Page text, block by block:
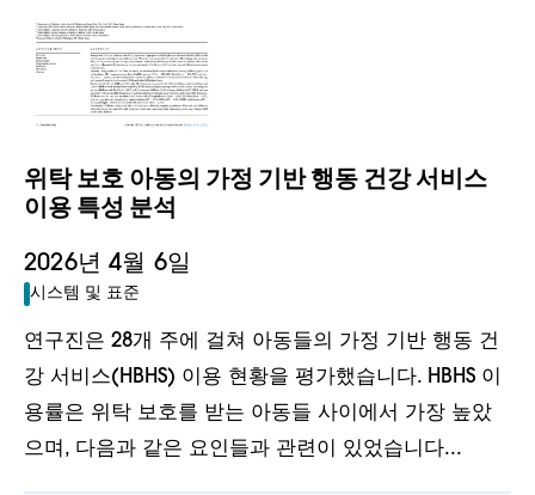
위탁 보호 아동의 가정 기반 행동 건강 서비스
이용 특성 분석
2026년 4월 6일
시스템 및 표준
연구진은 28개 주에 걸쳐 아동들의 가정 기반 행동 건
강 서비스(HBHS) 이용 현황을 평가했습니다. HBHS 이
용률은 위탁 보호를 받는 아동들 사이에서 가장 높았
으며, 다음과 같은 요인들과 관련이 있었습니다...